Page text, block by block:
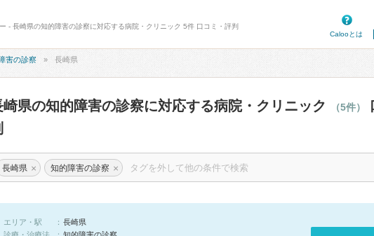
- 長崎県の知的障害の診察に対応する病院・クリニック 5件 口コミ・評判
Calooとは
害の診察 長崎県
崎県の知的障害の診察に対応する病院・クリニック （5件）
長崎県 × 知的障害の診察 ×
エリア・駅
長崎県